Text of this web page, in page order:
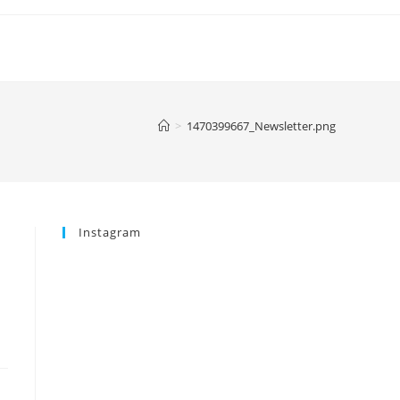
> 1470399667_Newsletter.png
Instagram